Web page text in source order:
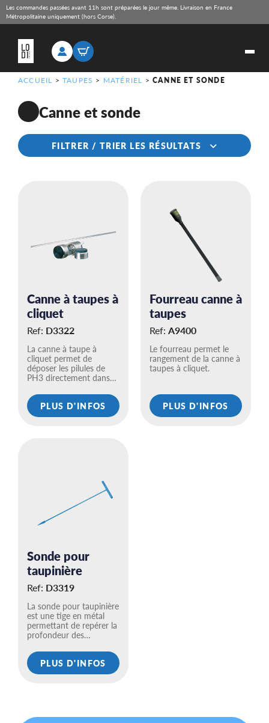
Les commandes passées avant 11h sont préparées le jour même. Livraison en France
Métropolitaine uniquement (hors Corse).
ACCUEIL >TAUPES > MATÉRIEL >CANNE ET SONDE
Canne et sonde
FILTRER / TRIER LES RÉSULTATS
Canne à taupes à
cliquet
Ref: D3322
La canne à taupe à
cliquet permet de
déposer les pilules de
PH3 directement dans…
PLUS D'INFOS
Fourreau canne à
taupes
Ref: A9400
Le fourreau permet le
rangement de la canne à
taupes à cliquet.
PLUS D'INFOS
Sonde pour
taupinière
Ref: D3319
La sonde pour taupinière
est une tige en métal
permettant de repérer la
profondeur des…
PLUS D'INFOS